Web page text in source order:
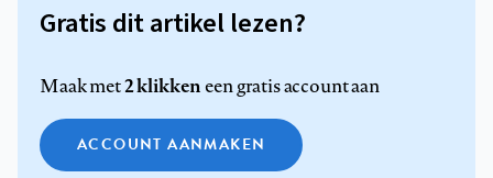
Gratis dit artikel lezen?
Maak met2 klikkeneen gratis account aan
ACCOUNT AANMAKEN